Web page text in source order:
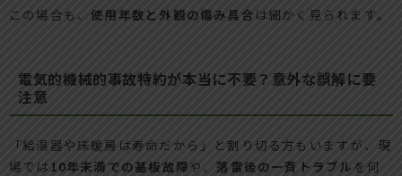
この場合も、使用年数と外観の傷み具合 は細かく見られます。
電気的機械的事故特約が本当に不要？意外な誤解に要
注意
「給湯器や床暖房は寿命だから」と割り切る方もいますが、現
場では10年未満での基板故障や、落雷後の一斉トラブル を何